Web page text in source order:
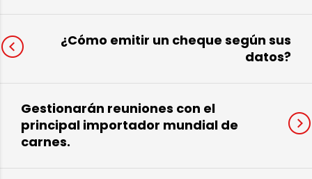
¿Cómo emitir un cheque según sus
datos?
Gestionarán reuniones con el
principal importador mundial de
carnes.